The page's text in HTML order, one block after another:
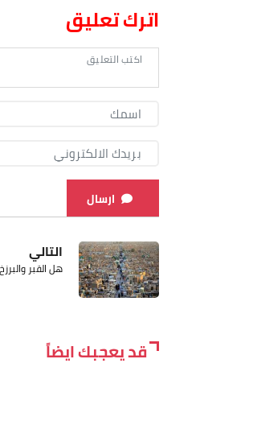
اترك تعليق
ارسال
التالي
هل القبر
قد يعجبك ايضاً